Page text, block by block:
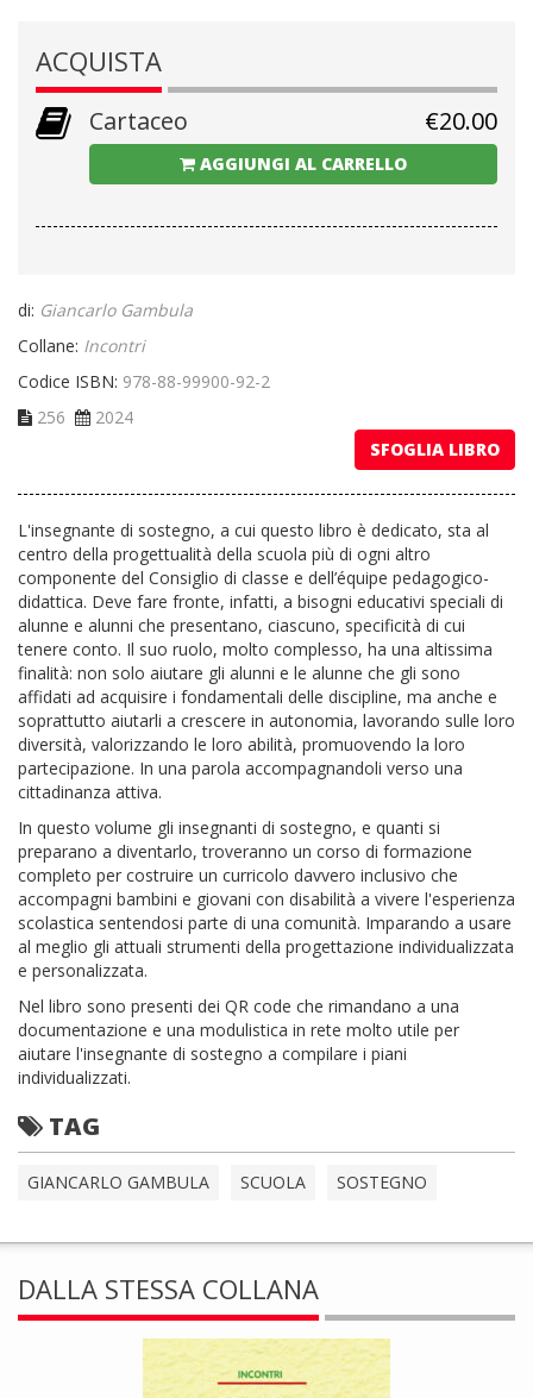
ACQUISTA
Cartaceo €20.00
AGGIUNGI AL CARRELLO
di: Giancarlo Gambula
Collane: Incontri
Codice ISBN: 978-88-99900-92-2
256
2024
SFOGLIA LIBRO
L'insegnante di sostegno, a cui questo libro è dedicato, sta al
centro della progettualità della scuola più di ogni altro
componente del Consiglio di classe e dell’équipe pedagogico-
didattica. Deve fare fronte, infatti, a bisogni educativi speciali di
alunne e alunni che presentano, ciascuno, specificità di cui
tenere conto. Il suo ruolo, molto complesso, ha una altissima
finalità: non solo aiutare gli alunni e le alunne che gli sono
affidati ad acquisire i fondamentali delle discipline, ma anche e
soprattutto aiutarli a crescere in autonomia, lavorando sulle loro
diversità, valorizzando le loro abilità, promuovendo la loro
partecipazione. In una parola accompagnandoli verso una
cittadinanza attiva.
In questo volume gli insegnanti di sostegno, e quanti si
preparano a diventarlo, troveranno un corso di formazione
completo per costruire un curricolo davvero inclusivo che
accompagni bambini e giovani con disabilità a vivere l'esperienza
scolastica sentendosi parte di una comunità. Imparando a usare
al meglio gli attuali strumenti della progettazione individualizzata
e personalizzata.
Nel libro sono presenti dei QR code che rimandano a una
documentazione e una modulistica in rete molto utile per
aiutare l'insegnante di sostegno a compilare i piani
individualizzati.
TAG
GIANCARLO GAMBULA SCUOLA SOSTEGNO
DALLA STESSA COLLANA